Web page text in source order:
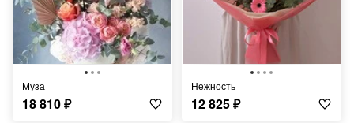
Муза
18 810₽
Нежность
12 825₽